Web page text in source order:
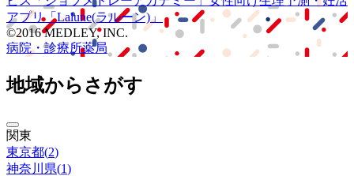
アプリ「Lalune(ラルーン)」
©2016 MEDLEY, INC.
病院・診療所薬局
地域からさがす
関東
東京都(2)
神奈川県(1)